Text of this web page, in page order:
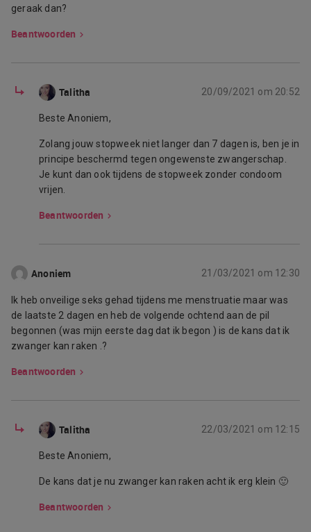
geraak dan?
Beantwoorden
Talitha 20/09/2021 om 20:52
Beste Anoniem,
Zolang jouw stopweek niet langer dan 7 dagen is, ben je in
principe beschermd tegen ongewenste zwangerschap.
Je kunt dan ook tijdens de stopweek zonder condoom
vrijen.
Beantwoorden
Anoniem 21/03/2021 om 12:30
Ik heb onveilige seks gehad tijdens me menstruatie maar was
de laatste 2 dagen en heb de volgende ochtend aan de pil
begonnen (was mijn eerste dag dat ik begon ) is de kans dat ik
zwanger kan raken .?
Beantwoorden
Talitha 22/03/2021 om 12:15
Beste Anoniem,
De kans dat je nu zwanger kan raken acht ik erg klein 🙂
Beantwoorden